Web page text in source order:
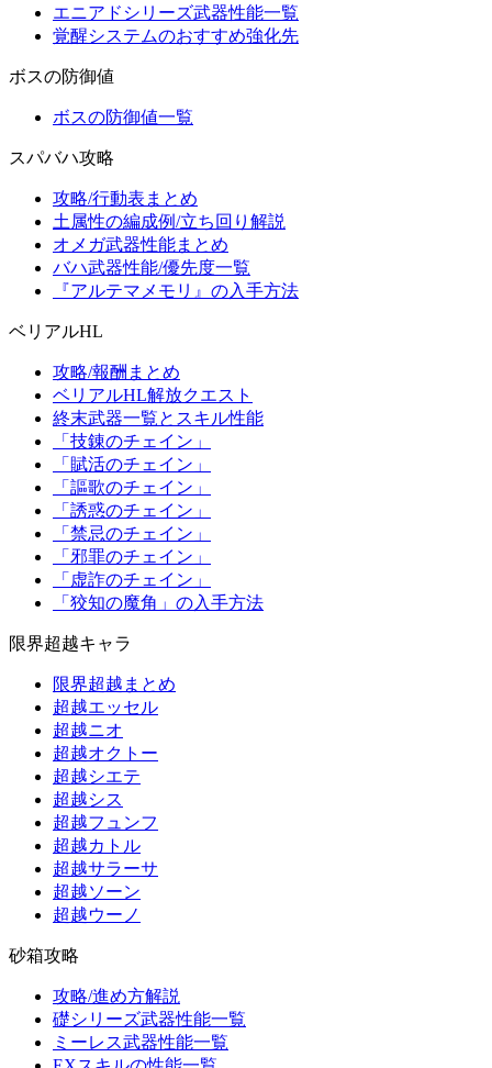
エニアドシリーズ武器性能一覧
覚醒システムのおすすめ強化先
ボスの防御値
ボスの防御値一覧
スパバハ攻略
攻略/行動表まとめ
土属性の編成例/立ち回り解説
オメガ武器性能まとめ
バハ武器性能/優先度一覧
『アルテマメモリ』の入手方法
ベリアルHL
攻略/報酬まとめ
ベリアルHL解放クエスト
終末武器一覧とスキル性能
「技錬のチェイン」
「賦活のチェイン」
「謳歌のチェイン」
「誘惑のチェイン」
「禁忌のチェイン」
「邪罪のチェイン」
「虚詐のチェイン」
「狡知の魔角」の入手方法
限界超越キャラ
限界超越まとめ
超越エッセル
超越ニオ
超越オクトー
超越シエテ
超越シス
超越フュンフ
超越カトル
超越サラーサ
超越ソーン
超越ウーノ
砂箱攻略
攻略/進め方解説
礎シリーズ武器性能一覧
ミーレス武器性能一覧